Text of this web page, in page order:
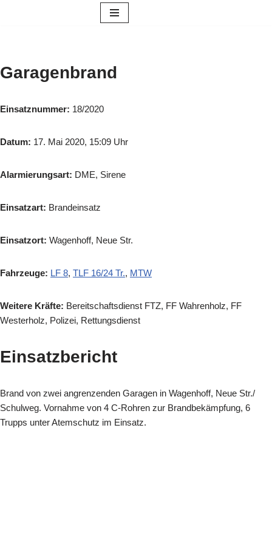
Garagenbrand
Einsatznummer: 18/2020
Datum: 17. Mai 2020, 15:09 Uhr
Alarmierungsart: DME, Sirene
Einsatzart: Brandeinsatz
Einsatzort: Wagenhoff, Neue Str.
Fahrzeuge: LF 8, TLF 16/24 Tr., MTW
Weitere Kräfte: Bereitschaftsdienst FTZ, FF Wahrenholz, FF
Westerholz, Polizei, Rettungsdienst
Einsatzbericht
Brand von zwei angrenzenden Garagen in Wagenhoff, Neue Str./
Schulweg. Vornahme von 4 C-Rohren zur Brandbekämpfung, 6
Trupps unter Atemschutz im Einsatz.